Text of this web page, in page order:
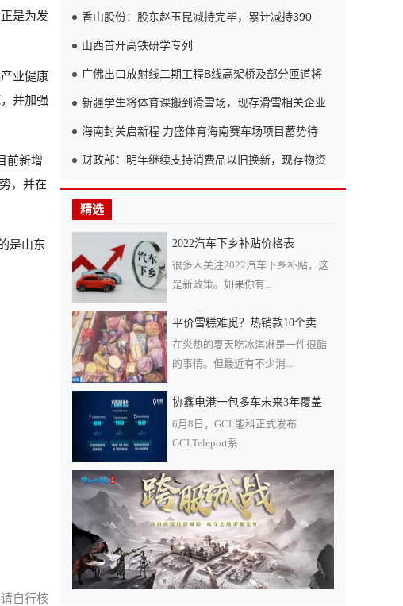
是为发
业健康
并加强
前新增
，并在
是山东
自行核
香山股份：股东赵玉昆减持完毕，累计减持390
山西首开高铁研学专列
广佛出口放射线二期工程B线高架桥及部分匝道将
新疆学生将体育课搬到滑雪场，现存滑雪相关企业
海南封关启新程 力盛体育海南赛车场项目蓄势待
财政部：明年继续支持消费品以旧换新，现存物资
精选
2022汽车下乡补贴价格表
很多人关注2022汽车下乡补贴，这
是新政策。如果你有...
平价雪糕难觅？热销款10个卖
在炎热的夏天吃冰淇淋是一件很酷
的事情。但最近有不少消...
协鑫电港一包多车未来3年覆盖
6月8日，GCL能科正式发布
GCLTeleport系...